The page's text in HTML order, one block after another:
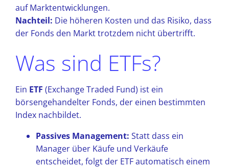
auf Marktentwicklungen.
Nachteil: Die höheren Kosten und das Risiko, dass
der Fonds den Markt trotzdem nicht übertrifft.
Was sind ETFs?
Ein ETF (Exchange Traded Fund) ist ein
börsengehandelter Fonds, der einen bestimmten
Index nachbildet.
Passives Management: Statt dass ein
Manager über Käufe und Verkäufe
entscheidet, folgt der ETF automatisch einem